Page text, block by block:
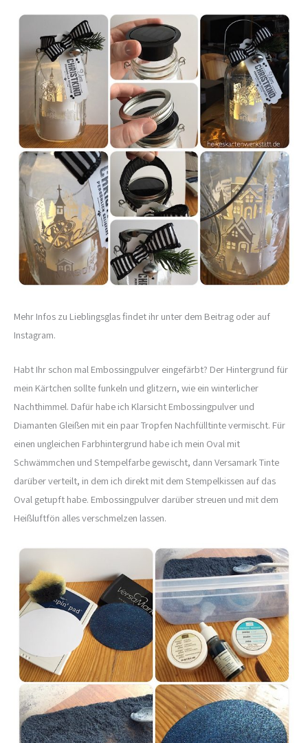
Mehr Infos zu Lieblingsglas findet ihr unter dem Beitrag oder auf
Instagram.
Habt Ihr schon mal Embossingpulver eingefärbt? Der Hintergrund für
mein Kärtchen sollte funkeln und glitzern, wie ein winterlicher
Nachthimmel. Dafür habe ich Klarsicht Embossingpulver und
Diamanten Gleißen mit ein paar Tropfen Nachfülltinte vermischt. Für
einen ungleichen Farbhintergrund habe ich mein Oval mit
Schwämmchen und Stempelfarbe gewischt, dann Versamark Tinte
darüber verteilt, in dem ich direkt mit dem Stempelkissen auf das
Oval getupft habe. Embossingpulver darüber streuen und mit dem
Heißluftfön alles verschmelzen lassen.